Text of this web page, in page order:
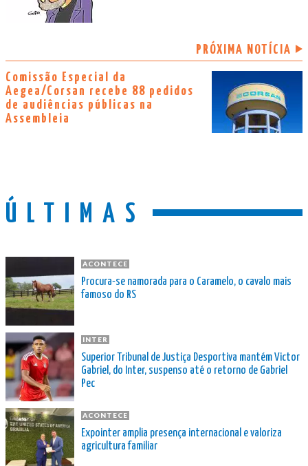
PRÓXIMA NOTÍCIA
Comissão Especial da
Aegea/Corsan recebe 88 pedidos
de audiências públicas na
Assembleia
ÚLTIMAS
ACONTECE
Procura-se namorada para o Caramelo, o cavalo mais
famoso do RS
INTER
Superior Tribunal de Justiça Desportiva mantém Victor
Gabriel, do Inter, suspenso até o retorno de Gabriel
Pec
ACONTECE
Expointer amplia presença internacional e valoriza
agricultura familiar